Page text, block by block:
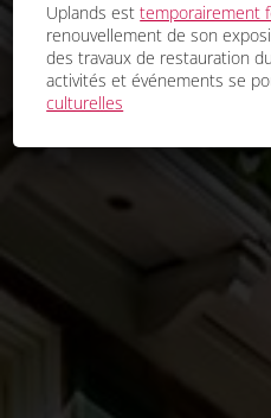
Uplands esttemporairement
renouvellement de son
des travaux de restauration
activités et événements se
culturelles